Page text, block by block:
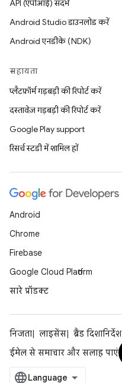
API (एपीआई) संदर्भ
Android Studio डाउनलोड करें
Android एनडीके (NDK)
सहायता
प्लैटफ़ॉर्म गड़बड़ी की रिपोर्ट करें
दस्तावेज़ गड़बड़ी की रिपोर्ट करें
Google Play support
रिसर्च स्टडी में शामिल हों
Android
Chrome
Firebase
Google Cloud Platform
सारे प्रॉडक्ट
निजता लाइसेंस ब्रैंड दिशानिर्देश
ईमेल से समाचार और सलाह पाएं